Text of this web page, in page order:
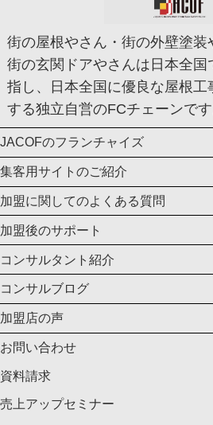
街の屋根やさん・街の外壁塗装
街の玄関ドアやさんは日本全国
指し、日本全国に優良な屋根
する独立自営のFCチェーンです
JACOFのフランチャイズ
集客用サイトのご紹介
加盟に関してのよくある質問
加盟後のサポート
コンサルタント紹介
コンサルブログ
加盟店の声
お問い合わせ
資料請求
売上アップセミナー